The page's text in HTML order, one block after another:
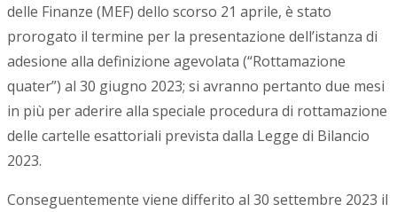
delle Finanze (MEF) dello scorso 21 aprile, è stato
prorogato il termine per la presentazione dell’istanza di
adesione alla definizione agevolata (“Rottamazione
quater”) al 30 giugno 2023; si avranno pertanto due mesi
in più per aderire alla speciale procedura di rottamazione
delle cartelle esattoriali prevista dalla Legge di Bilancio
2023.
Conseguentemente viene differito al 30 settembre 2023 il